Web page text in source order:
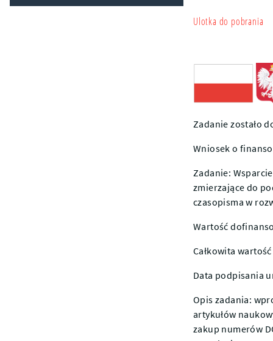
Ulotka do pobrania
Zadanie zostało
Wniosek o
Zadanie:
zmierzające do
czasopisma w
Wartość
Całkowita
Data podpisania
Opis zadania:
artykułów
zakup numerów